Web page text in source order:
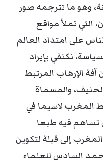
وهو ما تترجمه صور
تملأ مواقع
على امتداد العالم
نكتفي بإيراد
الإرهاب المرتبط
والمسماة
المغرب لاسيما في
تساهم فيه طبعا
إلى قبلة لتكوين
السادس للعلماء